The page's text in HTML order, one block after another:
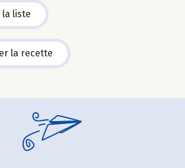
la liste
la recette